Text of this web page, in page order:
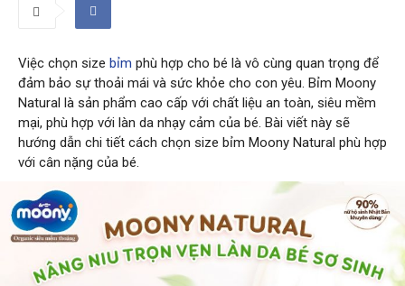
Việc chọn size bỉm phù hợp cho bé là vô cùng quan trọng để
đảm bảo sự thoải mái và sức khỏe cho con yêu. Bỉm Moony
Natural là sản phẩm cao cấp với chất liệu an toàn, siêu mềm
mại, phù hợp với làn da nhạy cảm của bé. Bài viết này sẽ
hướng dẫn chi tiết cách chọn size bỉm Moony Natural phù hợp
với cân nặng của bé.